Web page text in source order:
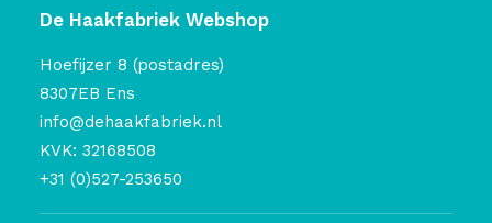
De Haakfabriek Webshop
Hoefijzer 8 (postadres)
8307EB Ens
info@dehaakfabriek.nl
KVK: 32168508
+31 (0)527-253650